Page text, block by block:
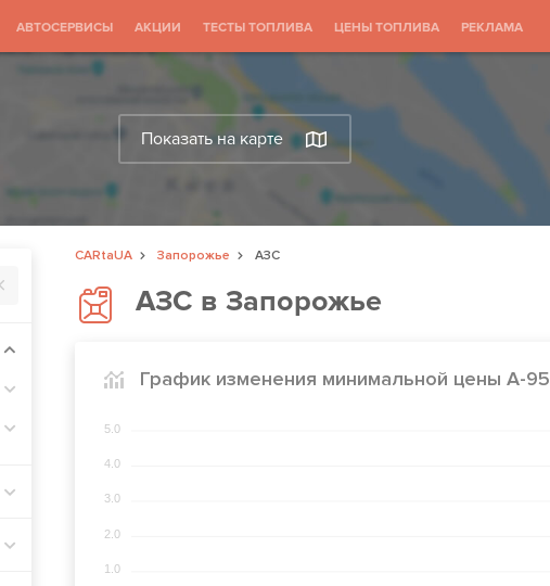
АВТОСЕРВИСЫ АКЦИИ ТЕСТЫ ТОПЛИВА ЦЕНЫ ТОПЛИВА РЕКЛАМА
Показать на карте
CARtaUA Запорожье
АЗС
АЗС в Запорожье
График изменения минимальной цены А-95
5.0
4.0
3.0
2.0
1.0